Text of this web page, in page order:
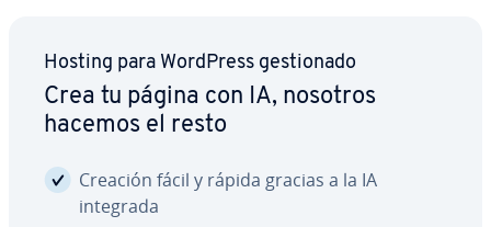
Hosting para WordPress ge­s­tio­na­do
Crea tu página con IA, nosotros
hacemos el resto
Creación fácil y rápida gracias a la IA
integrada